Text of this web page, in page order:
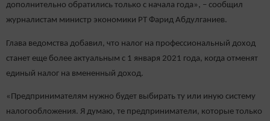
дополнительно обратились только с начала года», – сообщил
журналистам министр экономики РТ Фарид Абдулганиев.
Глава ведомства добавил, что налог на профессиональный доход
станет еще более актуальным с 1 января 2021 года, когда отменят
единый налог на вмененный доход.
«Предпринимателям нужно будет выбирать ту или иную систему
налогообложения. Я думаю, те предприниматели, которые только